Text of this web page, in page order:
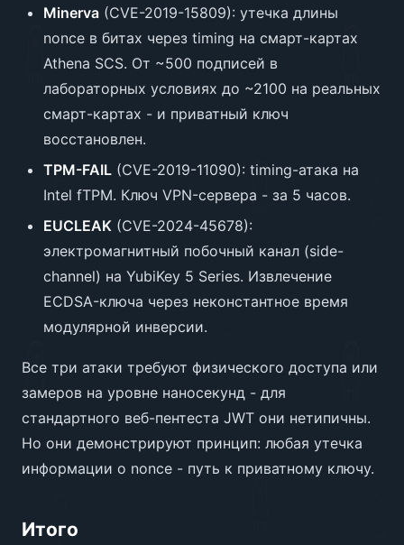
Minerva (CVE-2019-15809): утечка длины
nonce в битах через timing на смарт-картах
Athena SCS. От ~500 подписей в
лабораторных условиях до ~2100 на реальных
смарт-картах - и приватный ключ
восстановлен.
TPM-FAIL (CVE-2019-11090): timing-атака на
Intel fTPM. Ключ VPN-сервера - за 5 часов.
EUCLEAK (CVE-2024-45678):
электромагнитный побочный канал (side-
channel) на YubiKey 5 Series. Извлечение
ECDSA-ключа через неконстантное время
модулярной инверсии.
Все три атаки требуют физического доступа или
замеров на уровне наносекунд - для
стандартного веб-пентеста JWT они нетипичны.
Но они демонстрируют принцип: любая утечка
информации о nonce - путь к приватному ключу.
Итого